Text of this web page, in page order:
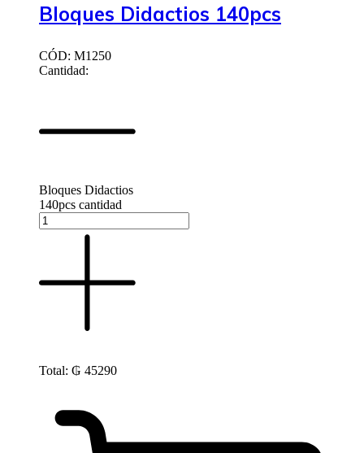
Bloques Didactios 140pcs
CÓD: M1250
Cantidad:
Bloques Didactios
140pcs cantidad
Total: ₲ 45290